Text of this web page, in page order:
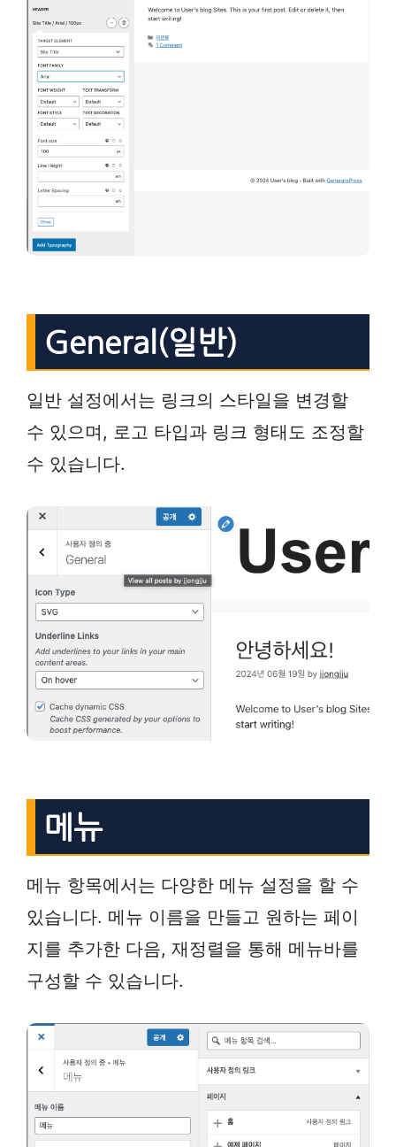
General(일반)
일반 설정에서는 링크의 스타일을 변경할
수 있으며, 로고 타입과 링크 형태도 조정할
수 있습니다.
메뉴
메뉴 항목에서는 다양한 메뉴 설정을 할 수
있습니다. 메뉴 이름을 만들고 원하는 페이
지를 추가한 다음, 재정렬을 통해 메뉴바를
구성할 수 있습니다.